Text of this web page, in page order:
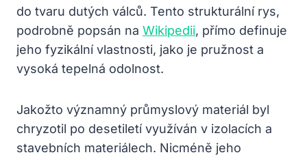
do tvaru dutých válců. Tento strukturální rys,
podrobně popsán na Wikipedii, přímo definuje
jeho fyzikální vlastnosti, jako je pružnost a
vysoká tepelná odolnost.
Jakožto významný průmyslový materiál byl
chryzotil po desetiletí využíván v izolacích a
stavebních materiálech. Nicméně jeho